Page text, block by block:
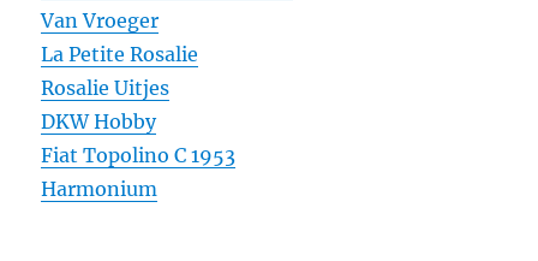
Van Vroeger
La Petite Rosalie
Rosalie Uitjes
DKW Hobby
Fiat Topolino C 1953
Harmonium